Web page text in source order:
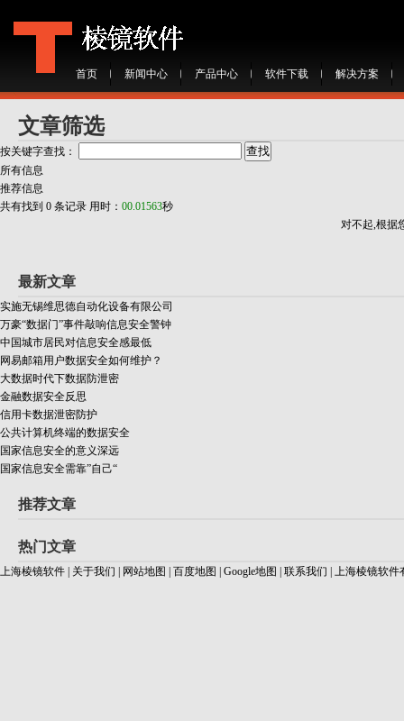
首页 新闻中心 产品中心 软件下载 解决方案
文章筛选
按关键字查找：
所有信息
推荐信息
共有找到 0 条记录 用时： 00.01563秒
对不起,根据
最新文章
实施无锡维思德自动化设备有限公司
万豪“数据门”事件敲响信息安全警钟
中国城市居民对信息安全感最低
网易邮箱用户数据安全如何维护？
大数据时代下数据防泄密
金融数据安全反思
信用卡数据泄密防护
公共计算机终端的数据安全
国家信息安全的意义深远
国家信息安全需靠”自己“
推荐文章
热门文章
上海棱镜软件 关于我们 网站地图 百度地图 Google地图 联系我们 上海棱镜软